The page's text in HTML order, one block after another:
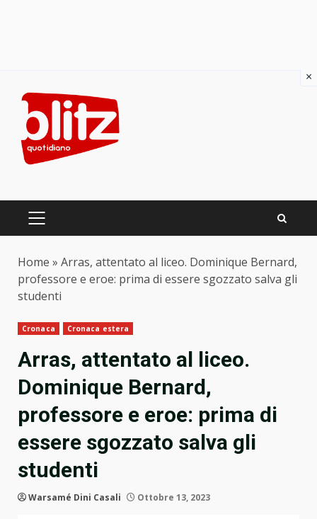
content
PRIMARY
Home » Arras, attentato al liceo. Dominique Bernard,
professore e eroe: prima di essere sgozzato salva gli
studenti
Cronaca Cronaca estera
Arras, attentato al liceo.
Dominique Bernard,
professore e eroe: prima di
essere sgozzato salva gli
studenti
Warsamé Dini Casali Ottobre 13, 2023
×